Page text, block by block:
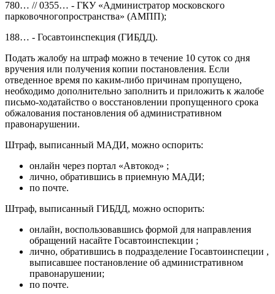
780… // 0355… - ГКУ «Администратор московского
парковочногопространства» (АМПП);
188… - Госавтоинспекция (ГИБДД).
Подать жалобу на штраф можно в течение 10 суток со дня
вручения или получения копии постановления. Если
отведенное время по каким-либо причинам пропущено,
необходимо дополнительно заполнить и приложить к жалобе
письмо-ходатайство о восстановлении пропущенного срока
обжалования постановления об административном
правонарушении.
Штраф, выписанный МАДИ, можно оспорить:
онлайн через портал «Автокод» ;
лично, обратившись в приемную МАДИ;
по почте.
Штраф, выписанный ГИБДД, можно оспорить:
онлайн, воспользовавшись формой для направления
обращений насайте Госавтоинспекции ;
лично, обратившись в подразделение Госавтоинспеции ,
выписавшее постановление об административном
правонарушении;
по почте.